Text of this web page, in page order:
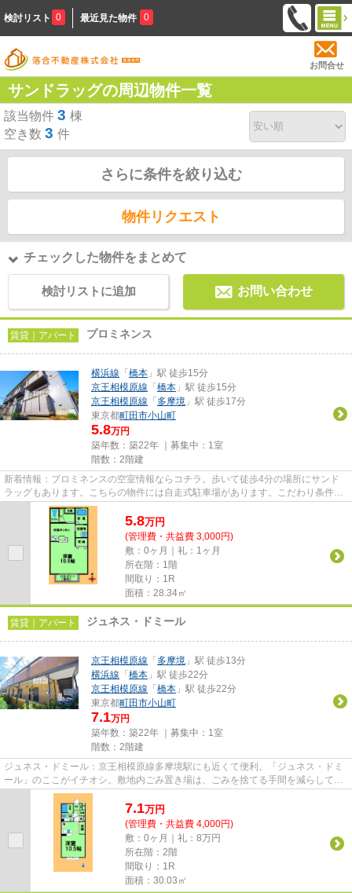
検討リスト 0 最近見た物件 0
お問合せ
サンドラッグの周辺物件一覧
該当物件 3 棟
空き数 3 件
さらに条件を絞り込む
物件リクエスト
チェックした物件をまとめて
検討リストに追加 お問い合わせ
賃貸｜アパート プロミネンス
横浜線 「 橋本 」駅 徒歩15分
京王相模原線 「 橋本 」駅 徒歩15分
京王相模原線 「 多摩境 」駅 徒歩17分
東京都町田市小山町
5.8万円
築年数：築22年 ｜募集中： 1室
階数：2階建
新着情報：プロミネンスの空室情報ならコチラ。歩いて徒歩4分の場所にサンド
ラッグもあります。こちらの物件には自走式駐車場があります。こだわり条件、
通風良好のシンプルな作りの物...
5.8万円
(管理費・共益費 3,000円)
敷：0ヶ月｜礼：1ヶ月
所在階：1階
間取り：1R
面積：28.34㎡
賃貸｜アパート ジュネス・ドミール
京王相模原線 「 多摩境 」駅 徒歩13分
横浜線 「 橋本 」駅 徒歩22分
京王相模原線 「 橋本 」駅 徒歩22分
東京都町田市小山町
7.1万円
築年数：築22年 ｜募集中： 1室
階数：2階建
ジュネス・ドミール：京王相模原線多摩境駅にも近くて便利。「ジュネス・ドミ
ール」のここがイチオシ。敷地内ごみ置き場は、ごみを捨てる手間を減らしてく
れます。洗濯物も自然乾燥で...
7.1万円
(管理費・共益費 4,000円)
敷：0ヶ月｜礼：8万円
所在階：2階
間取り：1R
面積：30.03㎡